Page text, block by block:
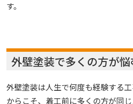
す。
外壁塗装で多くの方が
外壁塗装は人生で何度も経験する
からこそ、着工前に多くの方が同